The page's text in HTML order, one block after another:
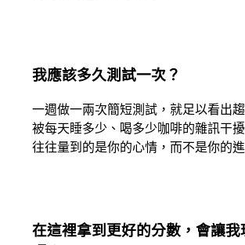
我應該多久測試一次？
一週做一兩次簡短測試，就足以看出
被每天睡多少、喝多少咖啡的雜訊干
往往量到的是你的心情，而不是你的進
在這裡拿到更好的分數，會讓我